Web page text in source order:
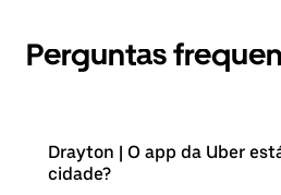
Perguntas
Drayton | O app da Uber
cidade?